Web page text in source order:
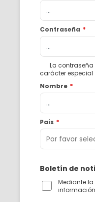
Contraseña *
La contraseña
carácter especial
Nombre *
País *
Boletín de
Mediante